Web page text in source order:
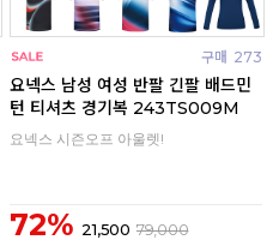
구매 273
요넥스 남성 여성 반팔 긴팔 배드민
턴 티셔츠 경기복 243TS009M
요넥스 시즌오프 아울렛!
72% 21,500 79,000